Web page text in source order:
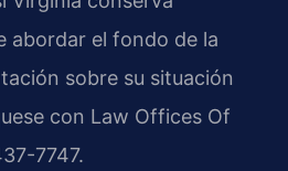
abordar el fondo de la
sobre su situación
con Law Offices Of
7747.